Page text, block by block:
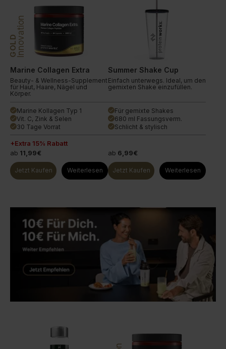
GOLDInnovation
Marine Collagen Extra
Beauty- & Wellness-Supplement
für Haut, Haare, Nägel und
Körper.
done Marine Kollagen Typ 1
done Vit. C, Zink & Selen
done 30 Tage Vorrat
+Extra 15% Rabatt
ab 11,99€
Jetzt Kaufen Weiterlesen
Summer Shake Cup
Einfach unterwegs. Ideal, um den
gemixten Shake einzufüllen.
done Für gemixte Shakes
done 680 ml Fassungsverm.
done Schlicht & stylisch
ab 6,99€
Jetzt Kaufen Weiterlesen